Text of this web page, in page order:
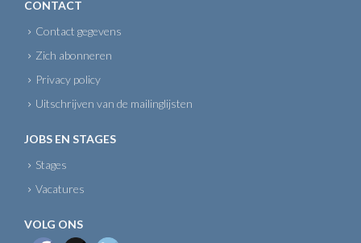
CONTACT
Contact gegevens
Zich abonneren
Privacy policy
Uitschrijven van de mailinglijsten
JOBS EN STAGES
Stages
Vacatures
VOLG ONS